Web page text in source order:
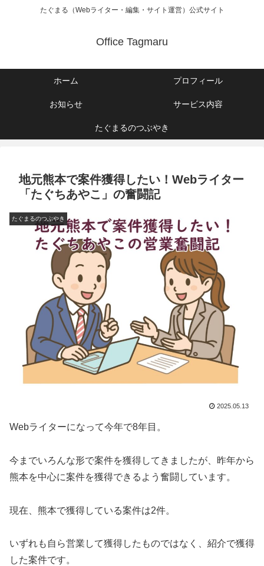
たぐまる（Webライター・編集・サイト運営）公式サイト
Office Tagmaru
ホーム プロフィール
お知らせ サービス内容
たぐまるのつぶやき
地元熊本で案件獲得したい！Webライター
「たぐちあやこ」の奮闘記
たぐまるのつぶやき
2025.05.13
Webライターになって今年で8年目。
今までいろんな形で案件を獲得してきましたが、昨年から
熊本を中心に案件を獲得できるよう奮闘しています。
現在、熊本で獲得している案件は2件。
いずれも自ら営業して獲得したものではなく、紹介で獲得
した案件です。